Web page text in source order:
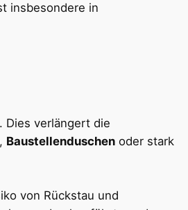
insbesondere in
Dies verlängert die
, Baustellenduschen oder stark
von Rückstau und